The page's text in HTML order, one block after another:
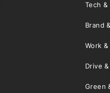
Tech &
Brand
Work
Drive
Green